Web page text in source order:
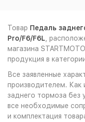
Товар Педаль
Pro/F6/F6L ,
магазина
продукция в
Все заявленные
производителем. Как
заднего тормоза без
все необходимые
и комплектация